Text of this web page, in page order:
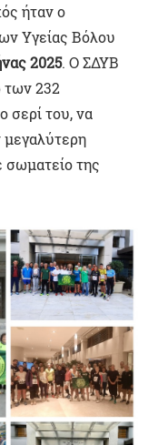
ήταν ο
Υγείας Βόλου
2025. Ο ΣΔΥΒ
των 232
σερί του, να
μεγαλύτερη
σωματείο της